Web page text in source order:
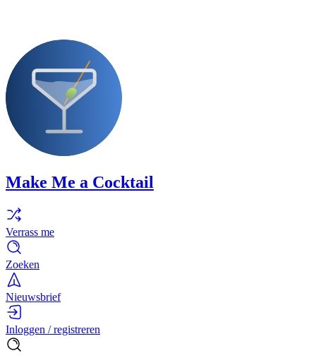
Make Me a Cocktail
Verrass me
Zoeken
Nieuwsbrief
Inloggen / registreren